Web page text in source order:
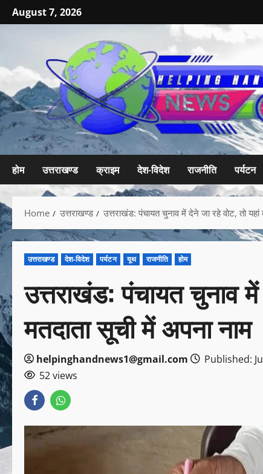
August 7, 2026
होम उत्तराखण्ड क्राइम देश-विदेश राजनीति पर्यटन
Home उत्तराखण्ड उत्तराखंड: पंचायत चुनाव में देने जा रहे वोट, तो
उत्तराखण्ड देश-विदेश पर्यटन यूथ राजनीति होम
उत्तराखंड: पंचायत चुनाव
मतदाता सूची में अपना नाम
helpinghandnews1@gmail.com Published:
52 views